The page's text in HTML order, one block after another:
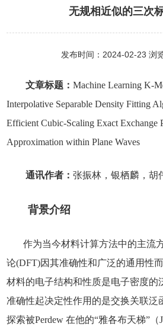
无规相近似的三次
发布时间：2024-02-23 浏
文章标题：Machine Learning K-
Interpolative Separable Density Fitting
Efficient Cubic-Scaling Exact Exchange
Approximation within Plane Waves
通讯作者：张振林，银栖麟，胡
背景介绍
作为当今材料计算方法中的主流
论(DFT)因其准确性和广泛的通用性
材料的电子结构和性质是电子密度的
准确性起决定性作用的是交换关联泛
探索被Perdew 在他的“雅各布天梯”（